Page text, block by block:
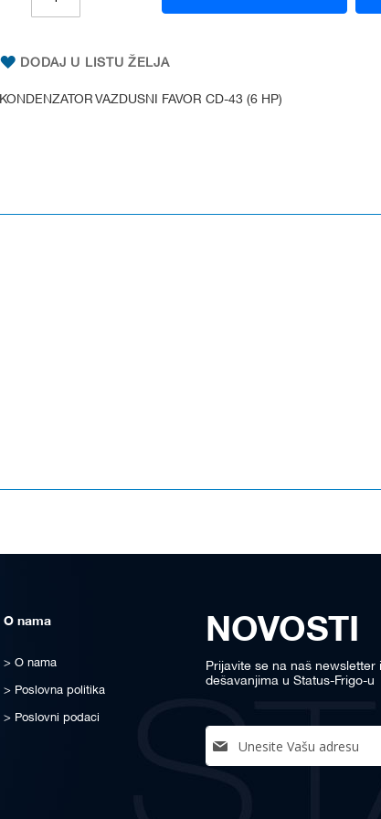
DODAJ U LISTU ŽELJA
KONDENZATOR VAZDUSNI FAVOR CD-43 (6 HP)
O nama
O nama
Poslovna politika
Poslovni podaci
NOVOSTI
Prijavite se na naš newsletter
dešavanjima u Status-Frigo-u
Up